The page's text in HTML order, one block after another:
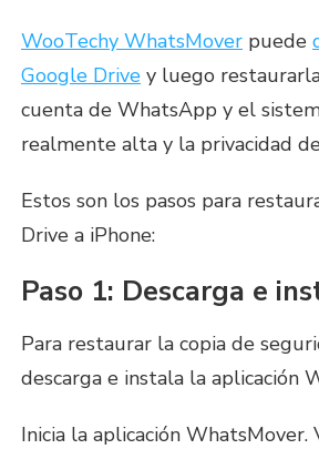
WooTechy WhatsMover puede
Google Drive y luego
cuenta de WhatsApp y el
realmente alta y la privacidad
Estos son los pasos para
Drive a iPhone:
Paso 1: Descarga e
Para restaurar la copia de
descarga e instala la aplicación
Inicia la aplicación